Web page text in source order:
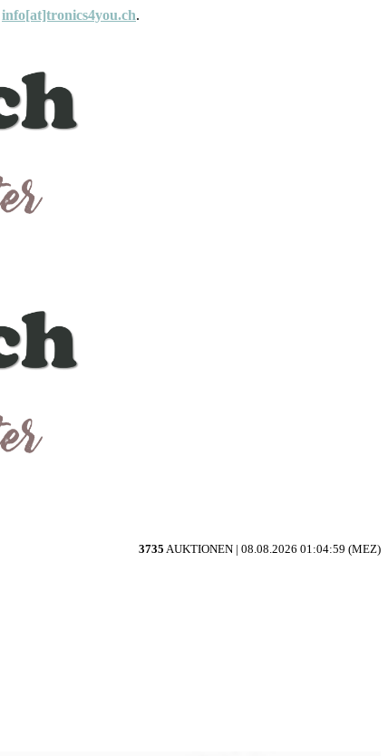
info[at]tronics4you.ch.
3735 AUKTIONEN | 08.08.2026 01:04:59 (MEZ)